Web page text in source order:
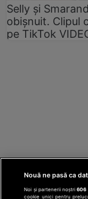
Selly și
obișnuit. Clipul
pe TikTok
Nouă ne pasă ca
Noi și partenerii noștri606
cookie unici pentru